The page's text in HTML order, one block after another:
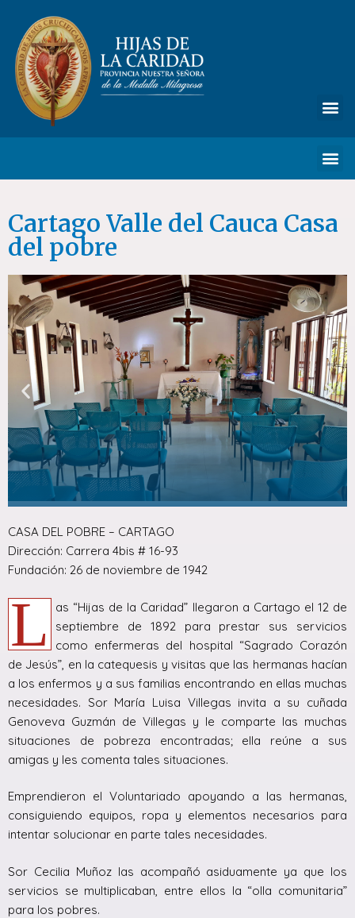
Cartago Valle del Cauca Casa
del pobre
CASA DEL POBRE – CARTAGO
Dirección: Carrera 4bis # 16-93
Fundación: 26 de noviembre de 1942
L
as “Hijas de la Caridad” llegaron a Cartago el 12 de
septiembre de 1892 para prestar sus servicios
como enfermeras del hospital “Sagrado Corazón
de Jesús”, en la catequesis y visitas que las hermanas hacían
a los enfermos y a sus familias encontrando en ellas muchas
necesidades. Sor María Luisa Villegas invita a su cuñada
Genoveva Guzmán de Villegas y le comparte las muchas
situaciones de pobreza encontradas; ella reúne a sus
amigas y les comenta tales situaciones.
Emprendieron el Voluntariado apoyando a las hermanas,
consiguiendo equipos, ropa y elementos necesarios para
intentar solucionar en parte tales necesidades.
Sor Cecilia Muñoz las acompañó asiduamente ya que los
servicios se multiplicaban, entre ellos la “olla comunitaria”
para los pobres.